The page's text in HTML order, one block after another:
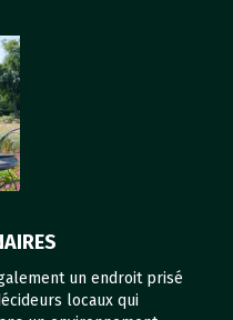
un endroit prisé
locaux qui